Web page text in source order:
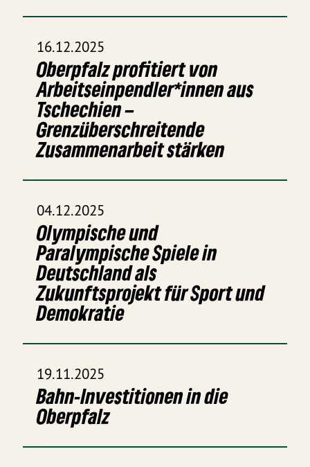
16.12.2025
Oberpfalz profitiert von
Arbeitseinpendler*innen aus
Tschechien –
Grenzüberschreitende
Zusammenarbeit stärken
04.12.2025
Olympische und
Paralympische Spiele in
Deutschland als
Zukunftsprojekt für Sport und
Demokratie
19.11.2025
Bahn-Investitionen in die
Oberpfalz